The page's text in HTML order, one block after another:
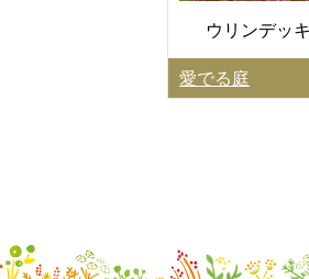
ウリンデッ
愛でる庭